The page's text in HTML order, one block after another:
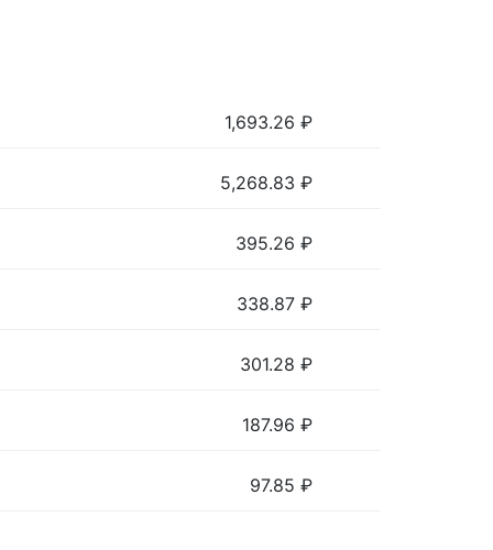
1,693.26 ₽
5,268.83 ₽
395.26 ₽
338.87 ₽
301.28 ₽
187.96 ₽
97.85 ₽